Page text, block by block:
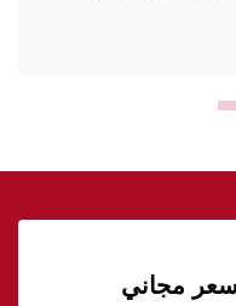
مجاني